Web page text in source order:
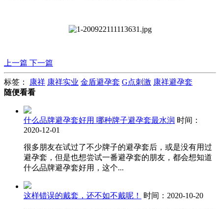
上一篇 下一篇
标签： 康祥 康祥实业 金盾避孕套 G点刺激 康祥避孕套
随便看看
什么品牌避孕套好用 哪种牌子避孕套最水润 时间：
2020-12-01
很多朋友在试过了不少牌子的避孕套后，或是没有用过
避孕套，但是也想尝试一番避孕套的朋友，都会想知道
什么品牌避孕套好用，这个...
这样错误的戴套，还不如不戴呢！ 时间：2020-10-20